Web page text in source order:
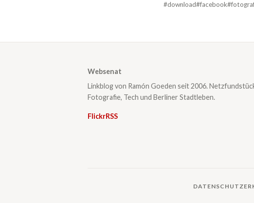
#download#facebook
Websenat
Linkblog von Ramón Goeden seit 2006.
Fotografie, Tech und Berliner Stadtleben.
FlickrRSS